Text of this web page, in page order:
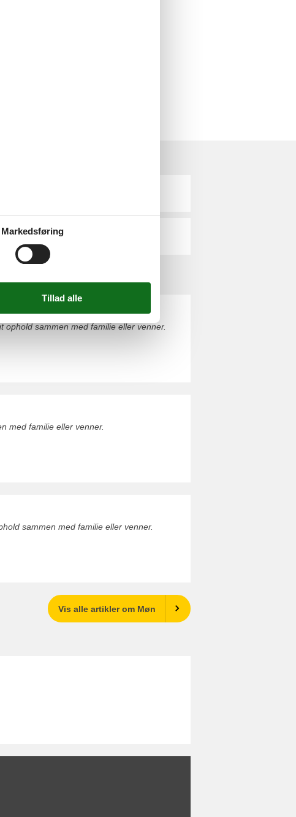
Ulvshale
sammen med familie eller venner.
med familie eller venner.
sammen med familie eller venner.
Vis alle artikler om Møn
Markedsføring